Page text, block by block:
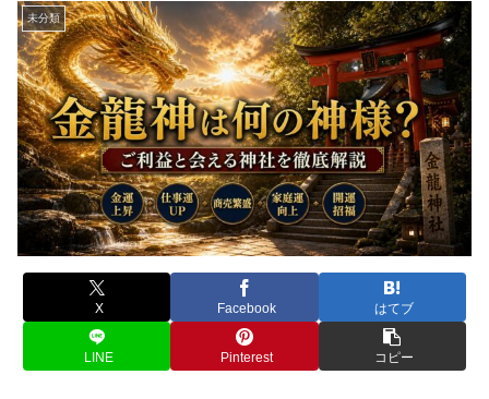
未分類
X Facebook はてブ
LINE Pinterest コピー